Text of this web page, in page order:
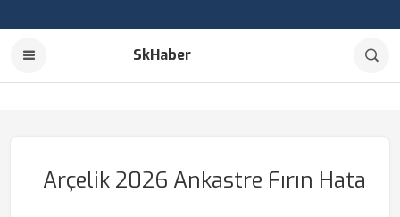
SkHaber
Arçelik 2026 Ankastre Fırın Hata